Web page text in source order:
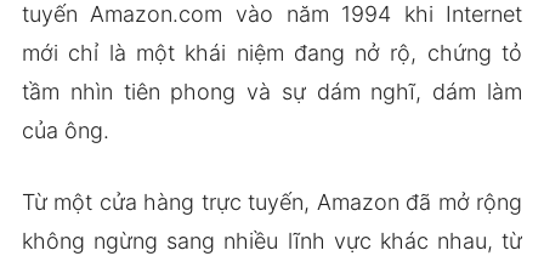
tuyến Amazon.com vào năm 1994 khi Internet
mới chỉ là một khái niệm đang nở rộ, chứng tỏ
tầm nhìn tiên phong và sự dám nghĩ, dám làm
của ông.
Từ một cửa hàng trực tuyến, Amazon đã mở rộng
không ngừng sang nhiều lĩnh vực khác nhau, từ